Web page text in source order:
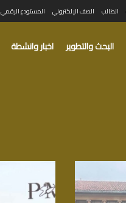
الطالب الصف الإلكتروني المستودع الرقمي
البحث والتطوير اخبار وانشطة